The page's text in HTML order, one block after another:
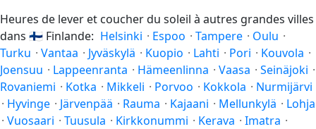
Heures de lever et coucher du soleil à autres grandes villes
dans 🇫🇮 Finlande: Helsinki · Espoo · Tampere · Oulu ·
Turku · Vantaa · Jyväskylä · Kuopio · Lahti · Pori · Kouvola ·
Joensuu · Lappeenranta · Hämeenlinna · Vaasa · Seinäjoki ·
Rovaniemi · Kotka · Mikkeli · Porvoo · Kokkola · Nurmijärvi
· Hyvinge · Järvenpää · Rauma · Kajaani · Mellunkylä · Lohja
· Vuosaari · Tuusula · Kirkkonummi · Kerava · Imatra ·